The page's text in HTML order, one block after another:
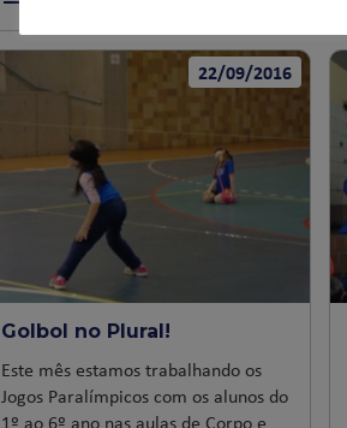
22/09/2016
Golbol no Plural!
Este mês estamos trabalhando os
Jogos Paralímpicos com os alunos do
1º ao 6º ano nas aulas de Corpo e